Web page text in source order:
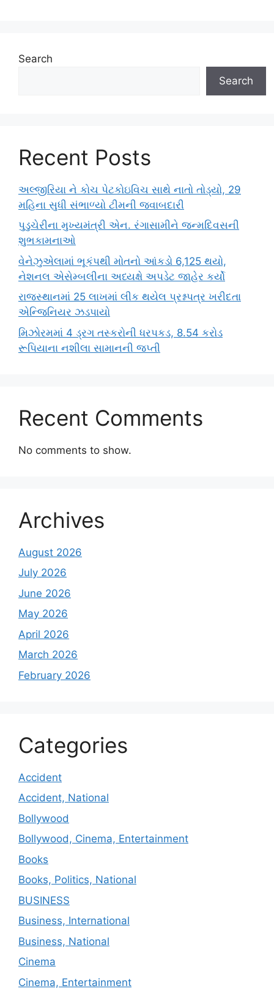
Search
Search
Recent Posts
અલ્જીરિયા ને કોચ પેટકોઇવિચ સાથે નાતો તોડ્યો, 29
મહિના સુધી સંભાળ્યો ટીમની જવાબદારી
પુડુચેરીના મુખ્યમંત્રી એન. રંગાસામીને જન્મદિવસની
શુભકામનાઓ
વેનેઝુએલામાં ભૂકંપથી મોતનો આંકડો 6,125 થયો,
નેશનલ એસેમ્બલીના અધ્યક્ષે અપડેટ જાહેર કર્યો
રાજસ્થાનમાં 25 લાખમાં લીક થયેલ પ્રશ્નપત્ર ખરીદતા
એન્જિનિયર ઝડપાયો
મિઝોરમમાં 4 ડ્રગ તસ્કરોની ધરપકડ, 8.54 કરોડ
રૂપિયાના નશીલા સામાનની જપ્તી
Recent Comments
No comments to show.
Archives
August 2026
July 2026
June 2026
May 2026
April 2026
March 2026
February 2026
Categories
Accident
Accident, National
Bollywood
Bollywood, Cinema, Entertainment
Books
Books, Politics, National
BUSINESS
Business, International
Business, National
Cinema
Cinema, Entertainment